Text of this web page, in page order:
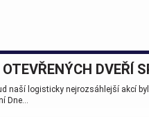
naší logisticky nejrozsáhlejší akcí
Dne...